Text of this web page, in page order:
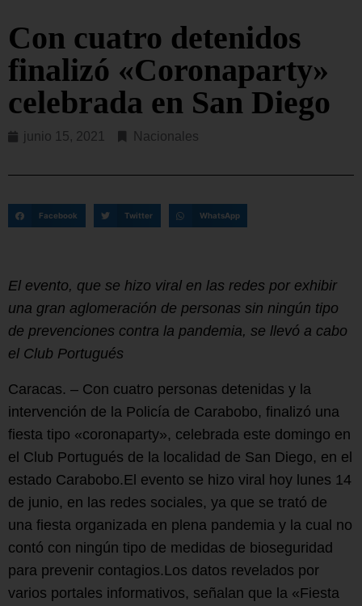
Con cuatro detenidos
finalizó «Coronaparty»
celebrada en San Diego
junio 15, 2021 Nacionales
Facebook Twitter WhatsApp
El evento, que se hizo viral en las redes por exhibir
una gran aglomeración de personas sin ningún tipo
de prevenciones contra la pandemia, se llevó a cabo
el Club Portugués
Caracas. – Con cuatro personas detenidas y la
intervención de la Policía de Carabobo, finalizó una
fiesta tipo «coronaparty», celebrada este domingo en
el Club Portugués de la localidad de San Diego, en el
estado Carabobo.El evento se hizo viral hoy lunes 14
de junio, en las redes sociales, ya que se trató de
una fiesta organizada en plena pandemia y la cual no
contó con ningún tipo de medidas de bioseguridad
para prevenir contagios.Los datos revelados por
varios portales informativos, señalan que la «Fiesta